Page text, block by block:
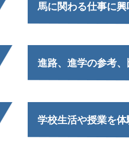
馬に関わる仕事に興
進路、進学の参考
学校生活や授業を